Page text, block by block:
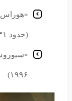
(حدود ۱۹۳۱–۱۹۸۱؛ ۱۹۹۶–قبل از ۲۰۱۶)
۱۹۹۶)